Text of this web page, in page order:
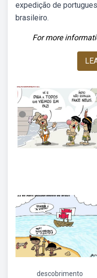
expedição de
brasileiro.
For more
descobrimento